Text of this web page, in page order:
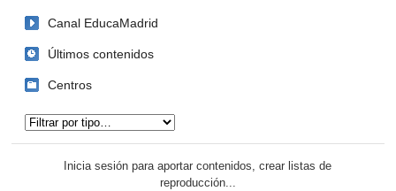
Canal EducaMadrid
Últimos contenidos
Centros
Inicia sesión para aportar contenidos, crear listas de
reproducción...